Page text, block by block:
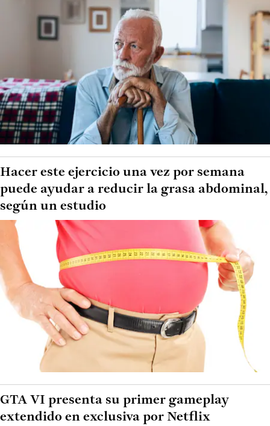
Hacer este ejercicio una vez por semana
puede ayudar a reducir la grasa abdominal,
según un estudio
GTA VI presenta su primer gameplay
extendido en exclusiva por Netflix